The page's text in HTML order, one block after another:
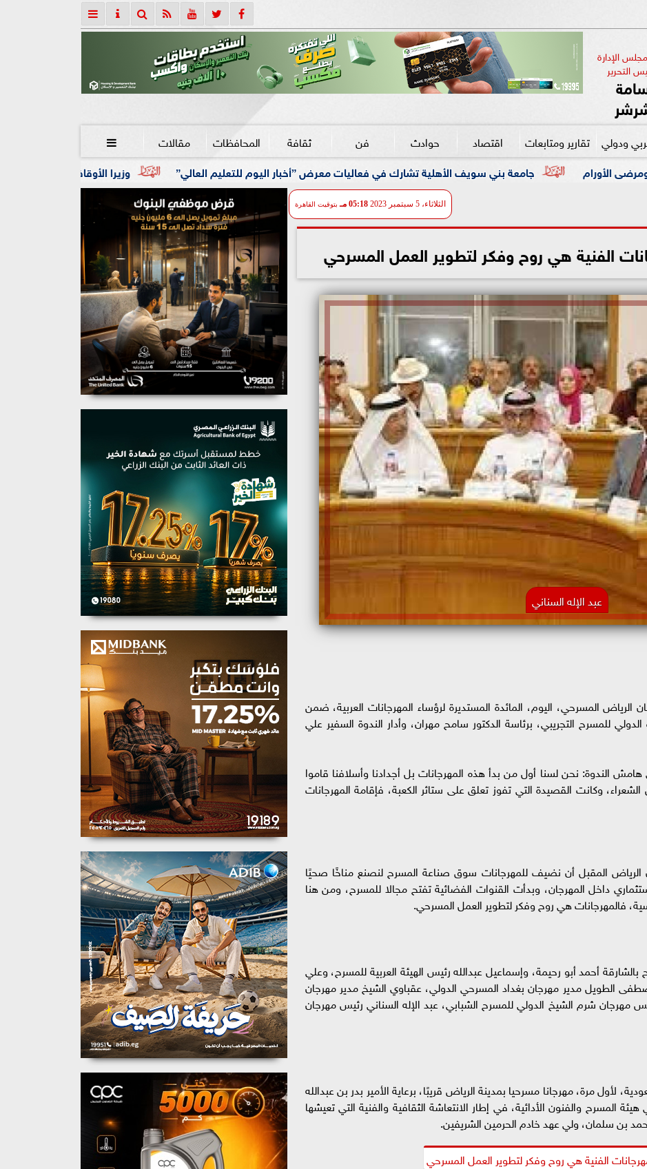
الإدارة
التحرير
ودولي تقارير ومتابعات اقتصاد حوادث فن ثقافة المحافظات مقالات 
وزيرا الأوقاف والتخطيط يبحثان تعزيز التعاون جامعة بني سويف الأهلية تشارك في فعاليات معرض ”أخبار اليوم للتعليم العالي”
الثلاثاء، 5 سبتمبر 2023 05:18 مـ بتوقيت القاهرة
الفنية هي روح وفكر لتطوير العمل المسرحي
عبد الإله السناني
الرياض المسرحي، اليوم، المائدة المستديرة لرؤساء المهرجانات العربية، ضمن
للمسرح التجريبي، برئاسة الدكتور سامح مهران، وأدار الندوة السفير علي
الندوة: نحن لسنا أول من بدأ هذه المهرجانات بل أجدادنا وأسلافنا قاموا
وكانت القصيدة التي تفوز تعلق على ستائر الكعبة، فإقامة المهرجانات
الرياض المقبل أن نضيف للمهرجانات سوق صناعة المسرح لنصنع مناخًا صحيًا
داخل المهرجان، وبدأت القنوات الفضائية تفتح مجالا للمسرح، ومن هنا
فالمهرجانات هي روح وفكر لتطوير العمل المسرحي.
أحمد أبو رحيمة، وإسماعيل عبدالله رئيس الهيئة العربية للمسرح، وعلي
الطويل مدير مهرجان بغداد المسرحي الدولي، عقباوي الشيخ مدير مهرجان
مهرجان شرم الشيخ الدولي للمسرح الشبابي، عبد الإله السناني رئيس مهرجان
لأول مرة، مهرجانا مسرحيا بمدينة الرياض قريبًا، برعاية الأمير بدر بن عبدالله
المسرح والفنون الأدائية، في إطار الانتعاشة الثقافية والفنية التي تعيشها
بن سلمان، ولي عهد خادم الحرمين الشريفين.
الفنية هي روح وفكر لتطوير العمل المسرحي